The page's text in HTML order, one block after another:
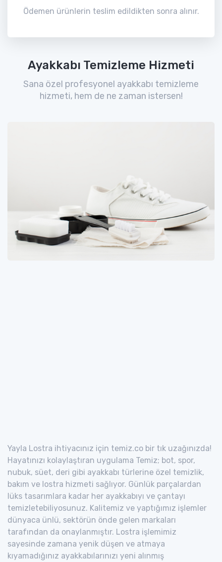
Ödemen ürünlerin teslim edildikten sonra alınır.
Ayakkabı Temizleme Hizmeti
Sana özel profesyonel ayakkabı temizleme
hizmeti, hem de ne zaman istersen!
Yayla Lostra ihtiyacınız için temiz.co bir tık uzağınızda!
Hayatınızı kolaylaştıran uygulama Temiz; bot, spor,
nubuk, süet, deri gibi ayakkabı türlerine özel temizlik,
bakım ve lostra hizmeti sağlıyor. Günlük parçalardan
lüks tasarımlara kadar her ayakkabıyı ve çantayı
temizletebiliyosunuz. Kalitemiz ve yaptığımız işlemler
dünyaca ünlü, sektörün önde gelen markaları
tarafından da onaylanmıştır. Lostra işlemimiz
sayesinde zamana yenik düşen ve atmaya
kıyamadığınız ayakkabılarınızı yeni alınmış